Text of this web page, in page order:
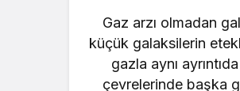
Gaz arzı olmadan
küçük galaksilerin
gazla aynı
çevrelerinde başka